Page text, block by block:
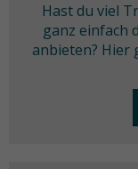
Hast du viel
ganz einfach
anbieten? Hier